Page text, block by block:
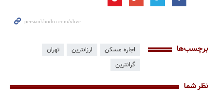
برچسب‌ها اجاره مسکن ارزانترین
تهران
گرانترین
نظر شما